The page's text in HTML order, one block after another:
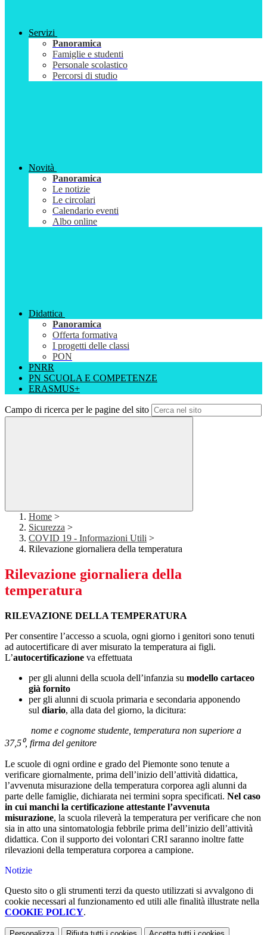
Servizi
Panoramica
Famiglie e studenti
Personale scolastico
Percorsi di studio
Novità
Panoramica
Le notizie
Le circolari
Calendario eventi
Albo online
Didattica
Panoramica
Offerta formativa
I progetti delle classi
PON
PNRR
PN SCUOLA E COMPETENZE
ERASMUS+
Campo di ricerca per le pagine del sito
Home >
Sicurezza >
COVID 19 - Informazioni Utili >
Rilevazione giornaliera della temperatura
Rilevazione giornaliera della
temperatura
RILEVAZIONE DELLA TEMPERATURA
Per consentire l’accesso a scuola, ogni giorno i genitori sono tenuti
ad autocertificare di aver misurato la temperatura ai figli.
L’autocertificazione va effettuata
per gli alunni della scuola dell’infanzia su modello cartaceo
già fornito
per gli alunni di scuola primaria e secondaria apponendo
sul diario, alla data del giorno, la dicitura:
nome e cognome studente, temperatura non superiore a
37,5⁰, firma del genitore
Le scuole di ogni ordine e grado del Piemonte sono tenute a
verificare giornalmente, prima dell’inizio dell’attività didattica,
l’avvenuta misurazione della temperatura corporea agli alunni da
parte delle famiglie, dichiarata nei termini sopra specificati. Nel caso
in cui manchi la certificazione attestante l’avvenuta
misurazione, la scuola rileverà la temperatura per verificare che non
sia in atto una sintomatologia febbrile prima dell’inizio dell’attività
didattica. Con il supporto dei volontari CRI saranno inoltre fatte
rilevazioni della temperatura corporea a campione.
Notizie
Questo sito o gli strumenti terzi da questo utilizzati si avvalgono di
cookie necessari al funzionamento ed utili alle finalità illustrate nella
COOKIE POLICY.